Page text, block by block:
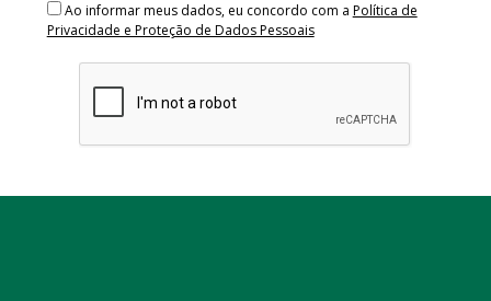
Ao informar meus dados, eu concordo com a Política de
Privacidade e Proteção de Dados Pessoais